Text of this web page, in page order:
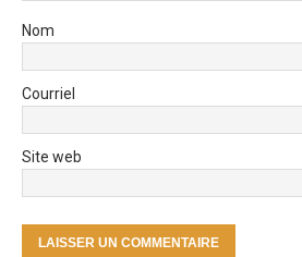
Nom
Courriel
Site web